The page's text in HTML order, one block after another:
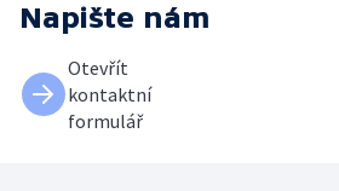
Napište nám
Otevřít
kontaktní
formulář